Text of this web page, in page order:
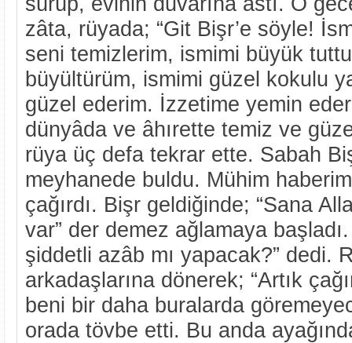
zâta, rüyada; “Git Bişr’e söyle!
seni temizlerim, ismimi büyük
büyültürüm, ismimi güzel kokulu
güzel ederim. İzzetime yemin
dünyâda ve âhırette temiz ve
rüya üç defa tekrar ette. Sabah
meyhanede buldu. Mühim
çağırdı. Bişr geldiğinde; “Sana
var” der demez ağlamaya başladı.
şiddetli azâb mı yapacak?” dedi.
arkadaşlarına dönerek; “Artık
beni bir daha buralarda
orada tövbe etti. Bu anda